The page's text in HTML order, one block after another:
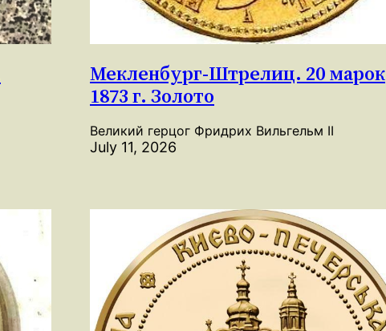
Мекленбург-Штрелиц. 20 марок
1873 г. Золото
Великий герцог Фридрих Вильгельм II
July 11, 2026